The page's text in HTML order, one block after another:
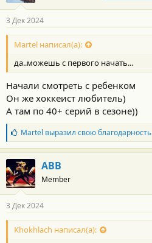
3 Дек 2024
Martel написал(а):
да..можешь с первого начать...
Начали смотреть с ребенком
Он же хоккеист любитель)
А там по 40+ серий в сезоне))
Б
л
а
г
о
д
а
н
о
с
Martel выразил свою благодарность
АВВ
Member
3 Дек 2024
Khokhlach написал(а):